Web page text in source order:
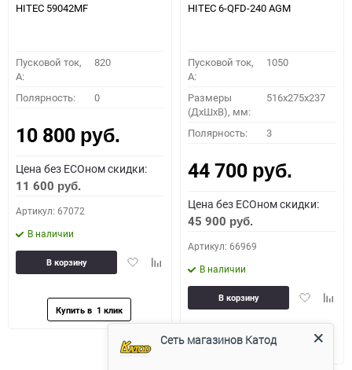
HITEC 59042MF
Пусковой ток,
A:
820
Полярность: 0
10 800 руб.
Цена без ECOном скидки:
11 600 руб.
Артикул: 67072
В наличии
ДобавитьДобавить
сравнению
В корзину
HITEC 6-QFD-240 AGM
Пусковой ток,
A:
1050
Размеры
(ДхШхВ), мм:
516x275x237
Полярность: 3
44 700 руб.
Цена без ECOном скидки:
45 900 руб.
Артикул: 66969
В наличии
Добавить
избранное
В корзину
Сеть магазинов Катод